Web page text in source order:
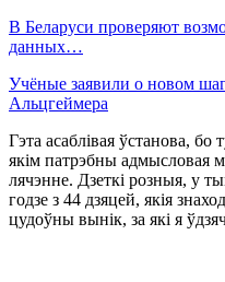
В Беларуси проверяют
данных…
Учёные заявили о новом
Альцгеймера
Гэта асаблівая ўстанова, бо
якім патрэбны адмысловая
лячэнне. Дзеткі розныя, у
годзе з 44 дзяцей, якія
цудоўны вынік, за які я